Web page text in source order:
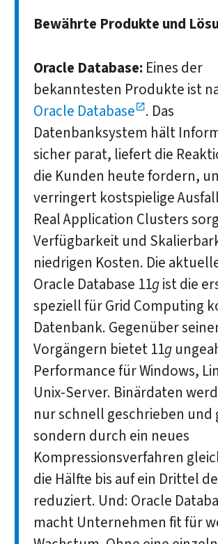
Bewährte Produkte und
Oracle Database: Eines der
bekanntesten Produkte ist
Oracle Database . Das
Datenbanksystem hält
sicher parat, liefert die
die Kunden heute fordern,
verringert kostspielige
Real Application Clusters
Verfügbarkeit und
niedrigen Kosten. Die
Oracle Database 11gist die
speziell für Grid Computing
Datenbank. Gegenüber
Vorgängern bietet 11g
Performance für Windows,
Unix-Server. Binärdaten
nur schnell geschrieben und
sondern durch ein neues
Kompressionsverfahren
die Hälfte bis auf ein Drittel
reduziert. Und: Oracle
macht Unternehmen fit für